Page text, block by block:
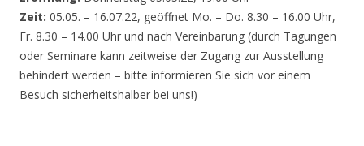
Zeit: 05.05. – 16.07.22, geöffnet Mo. – Do. 8.30 – 16.00 Uhr,
Fr. 8.30 – 14.00 Uhr und nach Vereinbarung (durch Tagungen
oder Seminare kann zeitweise der Zugang zur Ausstellung
behindert werden – bitte informieren Sie sich vor einem
Besuch sicherheitshalber bei uns!)